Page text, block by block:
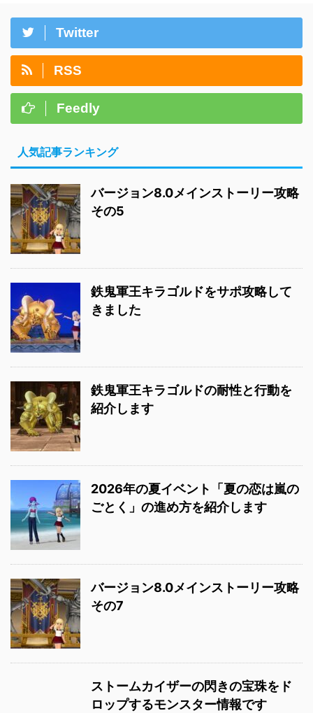
Twitter
RSS
Feedly
人気記事ランキング
バージョン8.0メインストーリー攻略
その5
鉄鬼軍王キラゴルドをサポ攻略して
きました
鉄鬼軍王キラゴルドの耐性と行動を
紹介します
2026年の夏イベント「夏の恋は嵐の
ごとく」の進め方を紹介します
バージョン8.0メインストーリー攻略
その7
ストームカイザーの閃きの宝珠をド
ロップするモンスター情報です